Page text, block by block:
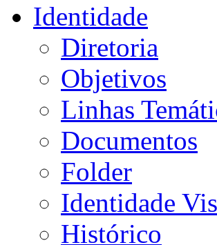
Identidade
Diretoria
Objetivos
Linhas
Documentos
Folder
Identidade
Histórico